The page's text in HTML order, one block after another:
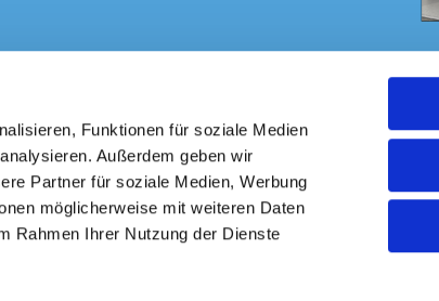
Funktionen für soziale Medien
Außerdem geben wir
Partner für soziale Medien, Werbung
möglicherweise mit weiteren Daten
Rahmen Ihrer Nutzung der Dienste
der Täufer Spandau-Südwest
13589 Berlin
22 16
spandau.de
|Erzbistum Berlin